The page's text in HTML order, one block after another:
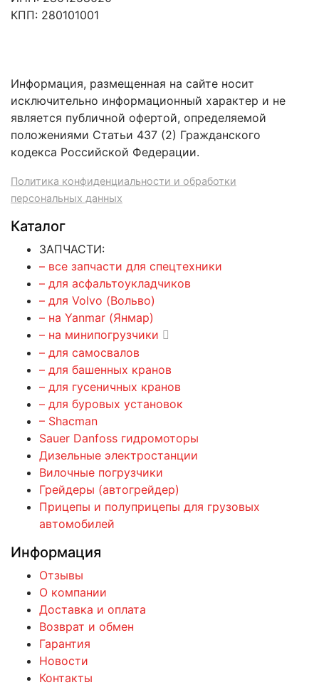
КПП: 280101001
Информация, размещенная на сайте носит
исключительно информационный характер и не
является публичной офертой, определяемой
положениями Статьи 437 (2) Гражданского
кодекса Российской Федерации.
Политика конфиденциальности и обработки
персональных данных
Каталог
ЗАПЧАСТИ:
– все запчасти для спецтехники
– для асфальтоукладчиков
– для Volvo (Вольво)
– на Yanmar (Янмар)
– на минипогрузчики
– для самосвалов
– для башенных кранов
– для гусеничных кранов
– для буровых установок
– Shacman
Sauer Danfoss гидромоторы
Дизельные электростанции
Вилочные погрузчики
Грейдеры (автогрейдер)
Прицепы и полуприцепы для грузовых
автомобилей
Информация
Отзывы
О компании
Доставка и оплата
Возврат и обмен
Гарантия
Новости
Контакты